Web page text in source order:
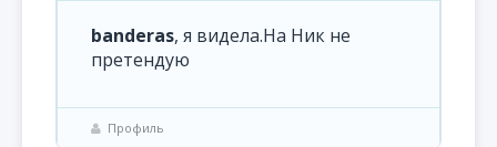
banderas, я видела.На Ник не
претендую
Профиль